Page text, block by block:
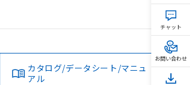
カタログ/データシート/マニュ
アル
チャット
お問い合わせ